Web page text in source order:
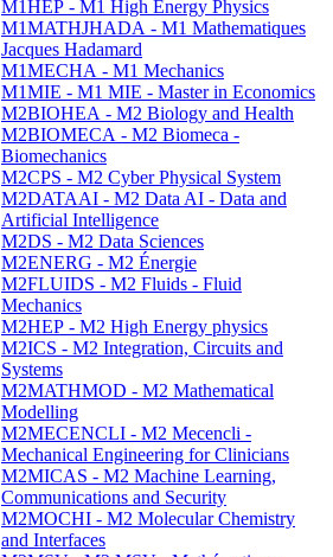
M1HEP - M1 High Energy Physics
M1MATHJHADA - M1 Mathematiques
Jacques Hadamard
M1MECHA - M1 Mechanics
M1MIE - M1 MIE - Master in Economics
M2BIOHEA - M2 Biology and Health
M2BIOMECA - M2 Biomeca -
Biomechanics
M2CPS - M2 Cyber Physical System
M2DATAAI - M2 Data AI - Data and
Artificial Intelligence
M2DS - M2 Data Sciences
M2ENERG - M2 Énergie
M2FLUIDS - M2 Fluids - Fluid
Mechanics
M2HEP - M2 High Energy physics
M2ICS - M2 Integration, Circuits and
Systems
M2MATHMOD - M2 Mathematical
Modelling
M2MECENCLI - M2 Mecencli -
Mechanical Engineering for Clinicians
M2MICAS - M2 Machine Learning,
Communications and Security
M2MOCHI - M2 Molecular Chemistry
and Interfaces